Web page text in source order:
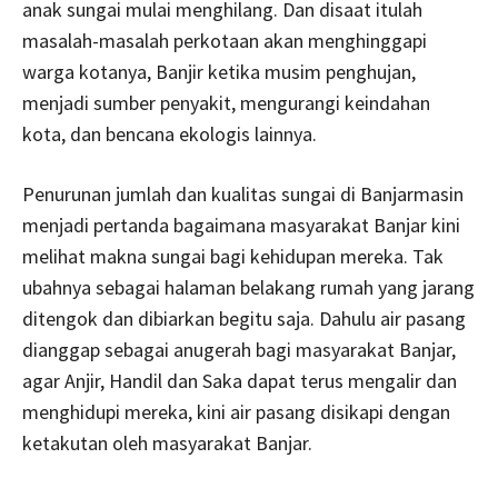
anak sungai mulai menghilang. Dan disaat itulah
masalah-masalah perkotaan akan menghinggapi
warga kotanya, Banjir ketika musim penghujan,
menjadi sumber penyakit, mengurangi keindahan
kota, dan bencana ekologis lainnya.
Penurunan jumlah dan kualitas sungai di Banjarmasin
menjadi pertanda bagaimana masyarakat Banjar kini
melihat makna sungai bagi kehidupan mereka. Tak
ubahnya sebagai halaman belakang rumah yang jarang
ditengok dan dibiarkan begitu saja. Dahulu air pasang
dianggap sebagai anugerah bagi masyarakat Banjar,
agar Anjir, Handil dan Saka dapat terus mengalir dan
menghidupi mereka, kini air pasang disikapi dengan
ketakutan oleh masyarakat Banjar.